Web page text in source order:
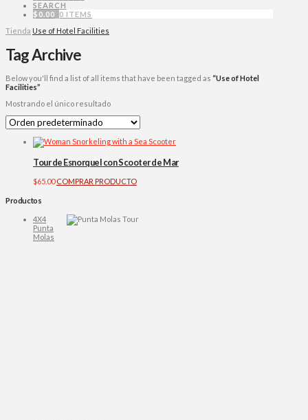
SEARCH
$ 0.00
0 ITEMS
Tienda Use of Hotel Facilities
Tag Archive
Below you'll find a list of all items that have been tagged as “Use of Hotel
Facilities”
Mostrando el único resultado
Tour de Esnorquel con Scooter de Mar
$65.00 COMPRAR PRODUCTO
Productos
4X4
Punta
Molas